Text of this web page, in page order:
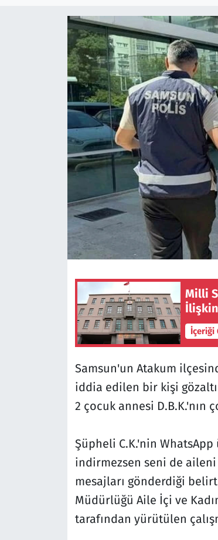
Milli
İçeriği
Samsun'un Atakum
iddia edilen bir kişi
2 çocuk annesi D.B.K.'nın
Şüpheli C.K.'nin
indirmezsen seni de
mesajları gönderdiği
Müdürlüğü Aile İçi ve
tarafından yürütülen
Çevre & Doğa